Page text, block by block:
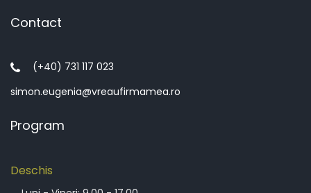
Contact
(+40) 731 117 023
simon.eugenia@vreaufirmamea.ro
Program
Deschis